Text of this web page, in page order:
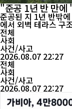
"준공 1년 반 만
안전 논란"
준공된 지 1년 반밖
에서 외벽 테라스 구
공 논란이 제기되고 있다. 7일 업계와 입주민 등에 따르면
6시 2분께 인천 연수
2층 세대의 외벽 테라스
한 세대는 분양은 완
전체
사회
사건/사고
2026.08.07 22:27
전체
사회
사건/사고
2026.08.07 22:27